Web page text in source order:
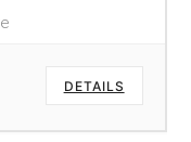
DETAILS